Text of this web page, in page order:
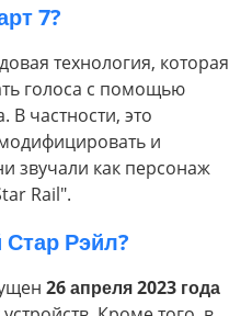
7?
технология, которая
голоса с помощью
В частности, это
и
звучали как персонаж
Rail".
Рэйл?
26 апреля 2023 года